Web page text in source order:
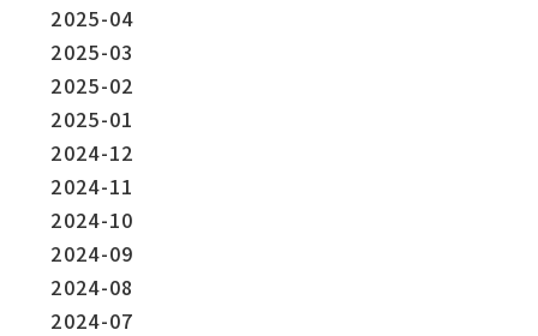
2025-04
2025-03
2025-02
2025-01
2024-12
2024-11
2024-10
2024-09
2024-08
2024-07